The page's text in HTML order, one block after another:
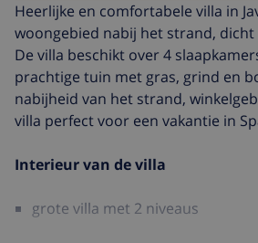
Heerlijke en comfortabele villa in
woongebied nabij het strand, dicht
De villa beschikt over 4
prachtige tuin met gras, grind en
nabijheid van het strand,
villa perfect voor een vakantie in
Interieur van de villa
grote villa met 2 niveaus